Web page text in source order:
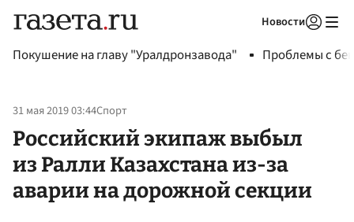
Новости
Покушение на главу "Уралдронзавода" Проблемы с
31 мая 2019 03:44Спорт
Российский экипаж выбыл
из Ралли Казахстана из-за
аварии на дорожной секции